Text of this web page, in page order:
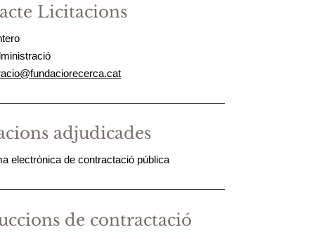
Licitacions
adjudicades
electrònica de contractació pública
de contractació